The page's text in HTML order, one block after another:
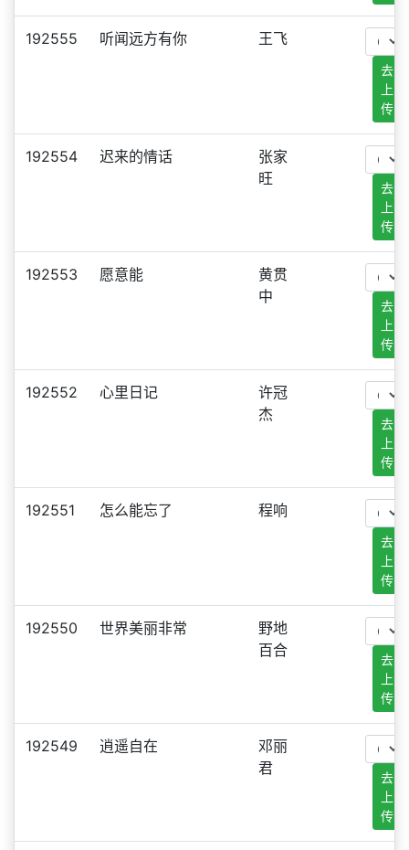
192555 听闻远方有你 王飞
去
上
传
192554 迟来的情话
张家
旺
去
上
传
192553 愿意能
黄贯
中
去
上
传
192552 心里日记
许冠
杰
去
上
传
192551 怎么能忘了 程响
去
上
传
192550 世界美丽非常
野地
百合
去
上
传
192549 逍遥自在
邓丽
君
去
上
传